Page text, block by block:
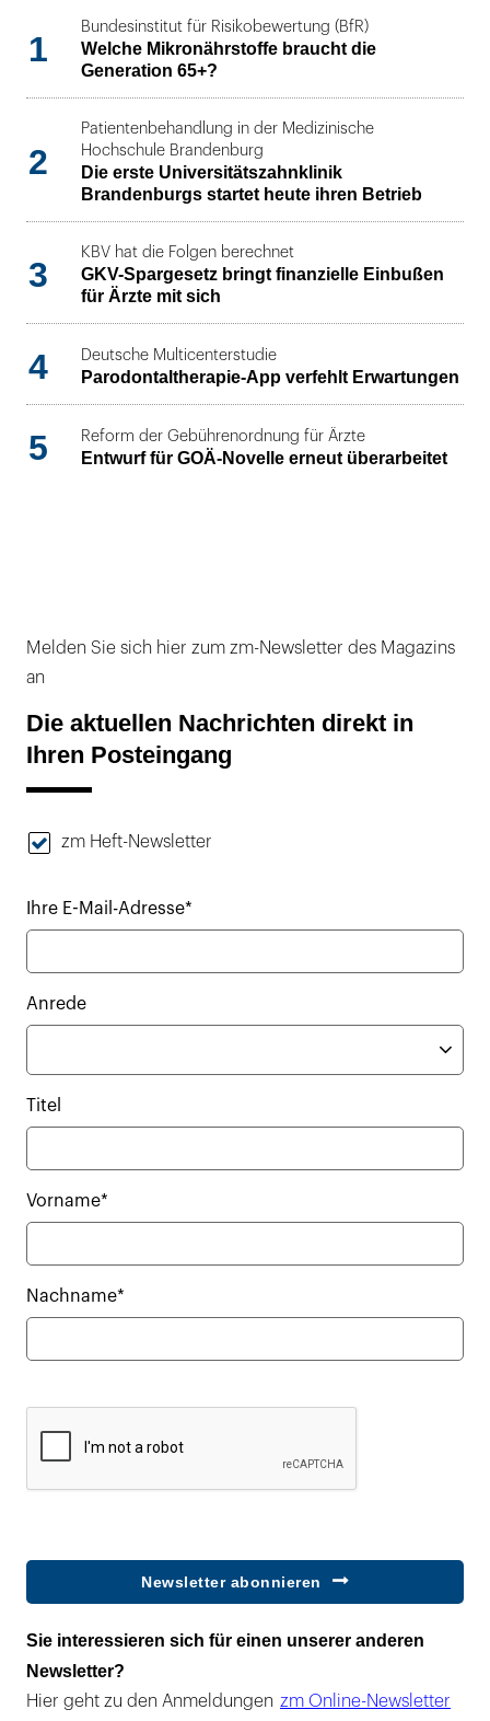
1
Bundesinstitut für Risikobewertung (BfR)
Welche Mikronährstoffe braucht die
Generation 65+?
2
Patientenbehandlung in der Medizinische
Hochschule Brandenburg
Die erste Universitätszahnklinik
Brandenburgs startet heute ihren Betrieb
3
KBV hat die Folgen berechnet
GKV-Spargesetz bringt finanzielle Einbußen
für Ärzte mit sich
4 Deutsche Multicenterstudie
Parodontaltherapie-App verfehlt Erwartungen
5 Reform der Gebührenordnung für Ärzte
Entwurf für GOÄ-Novelle erneut überarbeitet
Melden Sie sich hier zum zm-Newsletter des Magazins
an
Die aktuellen Nachrichten direkt in
Ihren Posteingang
zm Heft-Newsletter
Ihre E-Mail-Adresse*
Anrede
Titel
Vorname*
Nachname*
Newsletter abonnieren
Sie interessieren sich für einen unserer anderen
Newsletter?
Hier geht zu den Anmeldungen zm Online-Newsletter